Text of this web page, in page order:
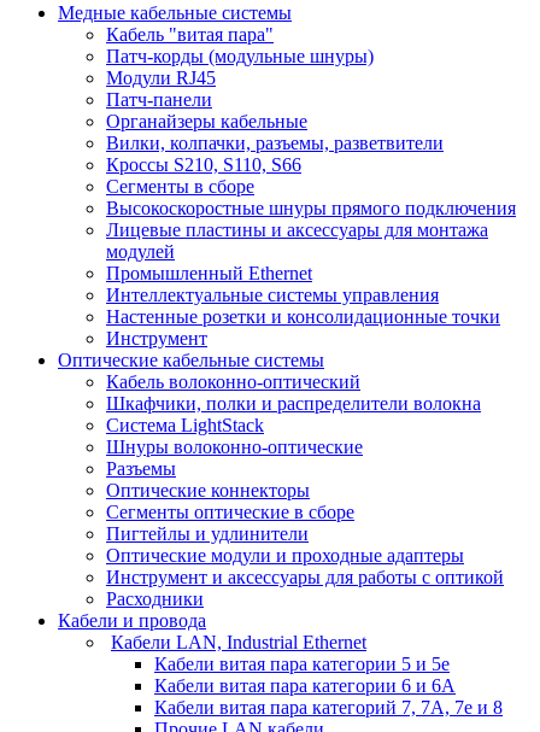
Медные кабельные системы
Кабель "витая пара"
Патч-корды (модульные шнуры)
Модули RJ45
Патч-панели
Органайзеры кабельные
Вилки, колпачки, разъемы, разветвители
Кроссы S210, S110, S66
Сегменты в сборе
Высокоскоростные шнуры прямого подключения
Лицевые пластины и аксессуары для монтажа
модулей
Промышленный Ethernet
Интеллектуальные системы управления
Настенные розетки и консолидационные точки
Инструмент
Оптические кабельные системы
Кабель волоконно-оптический
Шкафчики, полки и распределители волокна
Система LightStack
Шнуры волоконно-оптические
Разъемы
Оптические коннекторы
Сегменты оптические в сборе
Пигтейлы и удлинители
Оптические модули и проходные адаптеры
Инструмент и аксессуары для работы с оптикой
Расходники
Кабели и провода
Кабели LAN, Industrial Ethernet
Кабели витая пара категории 5 и 5е
Кабели витая пара категории 6 и 6A
Кабели витая пара категорий 7, 7А, 7е и 8